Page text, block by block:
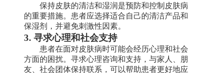
保持皮肤的清洁和湿润是预防和控制皮肤病
的重要措施。患者应选择适合自己的清洁产品和
保湿剂，并避免刺激性因素。
3. 寻求心理和社会支持
患者在面对皮肤病时可能会经历心理和社会
方面的困扰。寻求心理咨询和支持，与家人、朋
友、社会团体保持联系，可以帮助患者更好地应